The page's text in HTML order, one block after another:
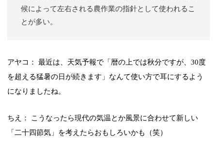
候によって左右される農作業の指針として使われるこ
とが多い。
アヤコ： 最近は、天気予報で「暦の上では秋分ですが、30度
を超える猛暑の日が続きます」なんて使い方で耳にするよう
になりましたね。
ちえ： こうなったら現代の気温とか風景に合わせて新しい
「二十四節気」を考えたらおもしろいかも（笑）